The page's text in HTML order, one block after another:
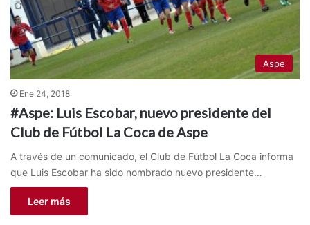
Aspe
Ene 24, 2018
#Aspe: Luis Escobar, nuevo presidente del
Club de Fútbol La Coca de Aspe
A través de un comunicado, el Club de Fútbol La Coca informa
que Luis Escobar ha sido nombrado nuevo presidente…
Leer más